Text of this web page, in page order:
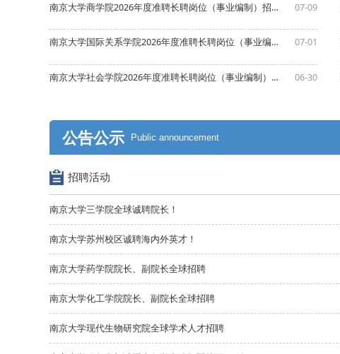
南京大学商学院2026年度准聘长聘岗位（事业编制）招聘公告 07-09
南京大学国际关系学院2026年度准聘长聘岗位（事业编制）招聘公告 07-01
南京大学社会学院2026年度准聘长聘岗位（事业编制）招聘公告 06-30
公告公示 Public announcement
招聘活动
南京大学三学院全球诚聘院长！
南京大学苏州校区诚聘海内外英才！
南京大学药学院院长、副院长全球招聘
南京大学化工学院院长、副院长全球招聘
南京大学现代生物研究院全球学术人才招聘